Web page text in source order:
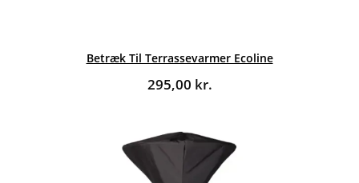
Betræk Til Terrassevarmer Ecoline
295,00 kr.